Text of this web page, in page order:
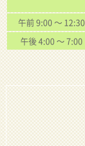
午前 9:00 〜 12:30
午後 4:00 〜 7:00